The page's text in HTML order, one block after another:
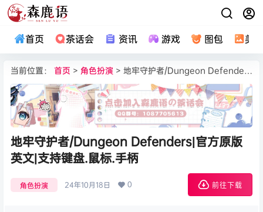
首页 茶话会 资讯 游戏 图包 美
当前位置： 首页 > 角色扮演 > 地牢守护者/Dungeon Defenders|官方原版英文|支持键盘.鼠标.手柄
地牢守护者/Dungeon Defenders|官方原版
英文|支持键盘.鼠标.手柄
角色扮演 24年10月18日 0 前往下载